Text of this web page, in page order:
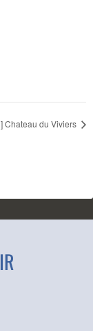
Chateau du Viviers